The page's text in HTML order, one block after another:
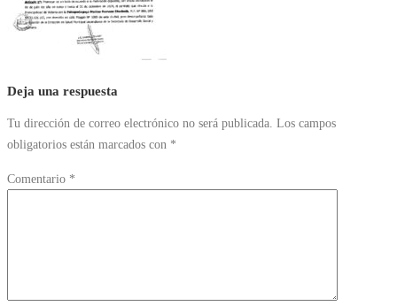
Deja una respuesta
Tu dirección de correo electrónico no será publicada. Los campos
obligatorios están marcados con *
Comentario *